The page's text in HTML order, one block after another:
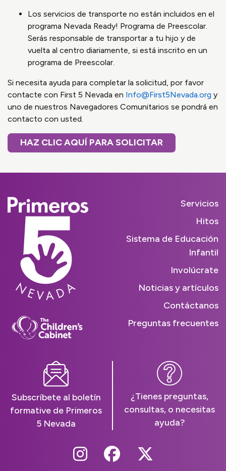
Los servicios de transporte no están incluidos en el
programa Nevada Ready! Programa de Preescolar.
Serás responsable de transportar a tu hijo y de
vuelta al centro diariamente, si está inscrito en un
programa de Preescolar.
Si necesita ayuda para completar la solicitud, por favor
contacte con First 5 Nevada en Info@First5Nevada.org y
uno de nuestros Navegadores Comunitarios se pondrá en
contacto con usted.
HAZ CLIC AQUÍ PARA SOLICITAR
Servicios
Hitos
Sistema de Educación
Infantil
Involúcrate
Noticias y artículos
Contáctanos
Preguntas frecuentes
Subscríbete al boletín
formative de Primeros
5 Nevada
¿Tienes preguntas,
consultas, o necesitas
ayuda?
Follow Us On
Follow Us On
Follow Us